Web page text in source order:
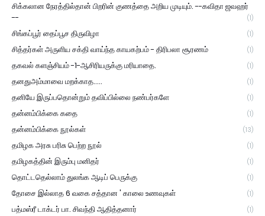
சிக்கலான நேரத்தில்தான் பிறரின் குணத்தை அறிய முடியும். --கவிதா ஜவஹர்
--
(1)
சிங்கப்பூர் தைப்பூச திருவிழா (1)
சித்தர்கள் அருளிய சக்தி வாய்ந்த காயகற்பம் - திரிபலா சூரணம் (1)
தகவல் களஞ்சியம் -1-ஆசிரியருக்கு மரியாதை. (1)
தனதுஅம்மாவை மறக்காத..... (1)
தனியே இருப்பதொன்றும் தவிப்பில்லை நண்பர்களே (1)
தன்னம்பிக்கை கதை (1)
தன்னம்பிக்கை நூல்கள் (13)
தமிழக அரசு பரிசு பெற்ற நூல் (1)
தமிழகத்தின் இரும்பு மனிதர் (1)
தொட்டதெல்லாம் துலங்க ஆடிப் பெருக்கு (1)
தோசை இல்லாத 6 வகை சத்தான ' காலை உணவுகள் (1)
பத்மஸ்ரீ டாக்டர் பா. சிவந்தி ஆதித்தனார் (1)